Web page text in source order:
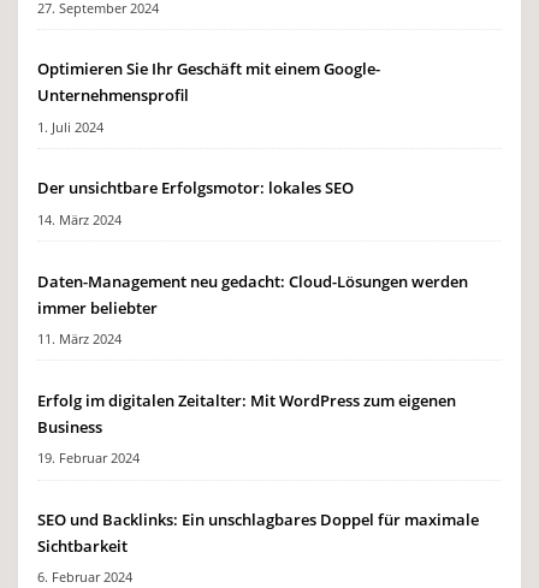
27. September 2024
Optimieren Sie Ihr Geschäft mit einem Google-
Unternehmensprofil
1. Juli 2024
Der unsichtbare Erfolgsmotor: lokales SEO
14. März 2024
Daten-Management neu gedacht: Cloud-Lösungen werden
immer beliebter
11. März 2024
Erfolg im digitalen Zeitalter: Mit WordPress zum eigenen
Business
19. Februar 2024
SEO und Backlinks: Ein unschlagbares Doppel für maximale
Sichtbarkeit
6. Februar 2024